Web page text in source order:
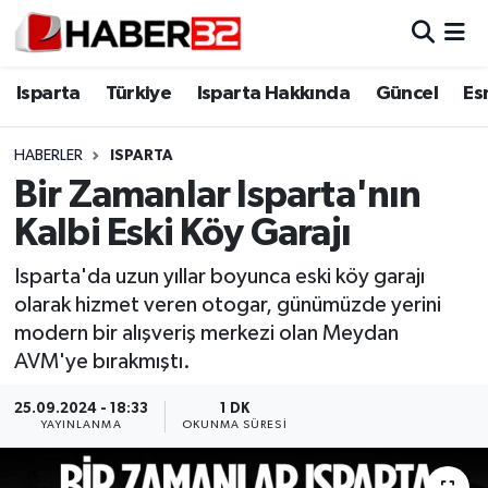
Isparta Türkiye Isparta Hakkında Güncel
HABERLER ISPARTA
Bir Zamanlar Isparta'nın
Kalbi Eski Köy Garajı
Isparta'da uzun yıllar boyunca eski köy garajı
olarak hizmet veren otogar, günümüzde yerini
modern bir alışveriş merkezi olan Meydan
AVM'ye bırakmıştı.
25.09.2024 - 18:33
YAYINLANMA
1 DK
OKUNMA SÜRESI
Isparta
Esnaf Diyor ki;
ASAYİŞ
BİLİM VE TEKNOLOJİ
EĞİTİM
GENEL
Güncel
Isparta Nöbetçi Eczaneler
Isparta Trafik Yoğunluk Haritası
Süper Lig Puan Durumu ve Fikstür
Tüm Manşetler
Son Dakika Haberleri
Haber Arşivi